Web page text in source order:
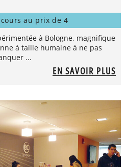
au prix de 4
à Bologne, magnifique
à taille humaine à ne pas
...
EN SAVOIR PLUS